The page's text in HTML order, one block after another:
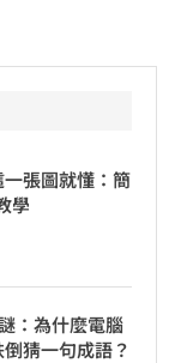
張圖就懂：簡
學
：為什麼電腦
猜一句成語？